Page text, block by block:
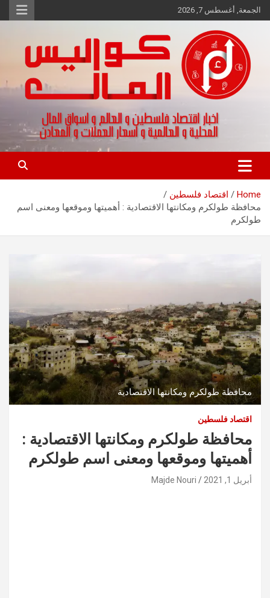
Skip
to
الجمعة, أغسطس 7, 2026
كواليس المال
اخبار اقتصاد فلسطين و العالم و تقارير اسواق المال و العملات
Home
اقتصاد فلسطين
محافظة طولكرم ومكانتها الاقتصادية : أهميتها وموقعها ومعنى اسم
طولكرم
محافظة طولكرم ومكانتها الاقتصادية
اقتصاد فلسطين
محافظة طولكرم ومكانتها الاقتصادية :
أهميتها وموقعها ومعنى اسم طولكرم
أبريل 1, 2021 Majde Nouri